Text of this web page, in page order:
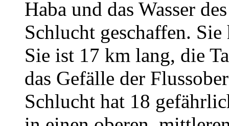
Haba und das Wasser
Schlucht geschaffen.
Sie ist 17 km lang, die
das Gefälle der
Schlucht hat 18